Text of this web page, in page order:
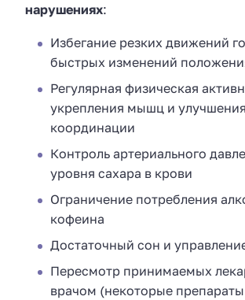
нарушениях:
Избегание резких движений
быстрых изменений
Регулярная физическая
укрепления мышц и улучшения
координации
Контроль артериального
уровня сахара в крови
Ограничение потребления
кофеина
Достаточный сон и
Пересмотр принимаемых
врачом (некоторые